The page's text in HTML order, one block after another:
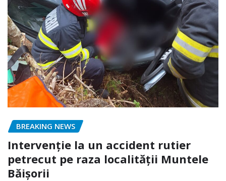
BREAKING NEWS
Intervenție la un accident rutier
petrecut pe raza localității Muntele
Băișorii